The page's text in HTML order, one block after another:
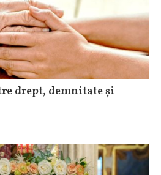
drept, demnitate și